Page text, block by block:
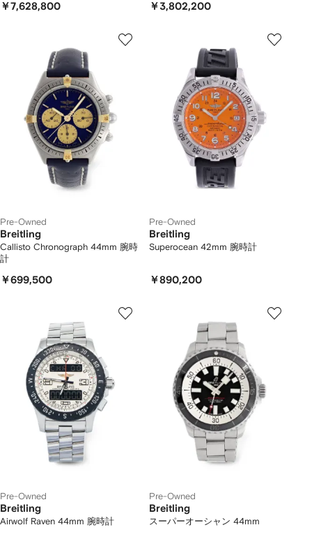
￥7,628,800 ￥3,802,200
Pre-Owned
Breitling
Callisto Chronograph 44mm 腕時
計
￥699,500
Pre-Owned
Breitling
Superocean 42mm 腕時計
￥890,200
Pre-Owned
Breitling
Airwolf Raven 44mm 腕時計
Pre-Owned
Breitling
スーパーオーシャン 44mm